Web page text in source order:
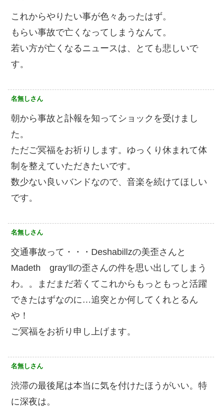
これからやりたい事が色々あったはず。
もらい事故で亡くなってしまうなんて。
若い方が亡くなるニュースは、とても悲しいで
す。
名無しさん
朝から事故と訃報を知ってショックを受けまし
た。
ただご冥福をお祈りします。ゆっくり休まれて体
制を整えていただきたいです。
数少ない良いバンドなので、音楽を続けてほしい
です。
名無しさん
交通事故って・・・Deshabillzの美歪さんと
Madeth gray’llの歪さんの件を思い出してしまう
わ。。まだまだ若くてこれからもっともっと活躍
できたはずなのに…追突とか何してくれとるん
や！
ご冥福をお祈り申し上げます。
名無しさん
渋滞の最後尾は本当に気を付けたほうがいい。特
に深夜は。